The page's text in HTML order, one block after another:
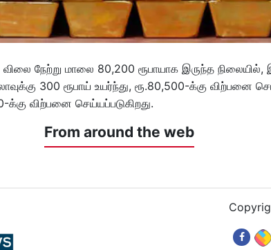
நேற்று மாலை 80,200 ரூபாயாக இருந்த
300 ரூபாய் உயர்ந்து, ரூ.80,500-க்கு விற்பனை
க்கு விற்பனை செய்யப்படுகிறது.
From around the web